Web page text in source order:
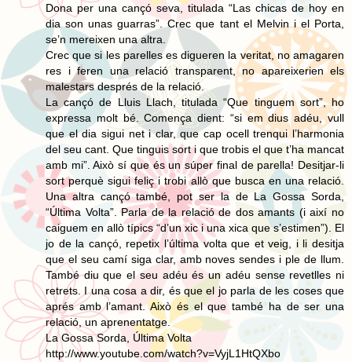
Dona per una cançó seva, titulada “Las chicas de hoy en
dia son unas guarras”. Crec que tant el Melvin i el Porta,
se’n mereixen una altra.
Crec que si les parelles es digueren la veritat, no amagaren
res i feren una relació transparent, no apareixerien els
malestars després de la relació.
La cançó de Lluis Llach, titulada “Que tinguem sort”, ho
expressa molt bé. Comença dient: “si em dius adéu, vull
que el dia sigui net i clar, que cap ocell trenqui l’harmonia
del seu cant. Que tinguis sort i que trobis el que t’ha mancat
amb mi”. Això sí que és un súper final de parella! Desitjar-li
sort perquè sigui feliç i trobi allò que busca en una relació.
Una altra cançó també, pot ser la de La Gossa Sorda,
“Última Volta”. Parla de la relació de dos amants (i així no
caiguem en allò típics “d’un xic i una xica que s’estimen”). El
jo de la cançó, repetix l’última volta que et veig, i li desitja
que el seu camí siga clar, amb noves sendes i ple de llum.
També diu que el seu adéu és un adéu sense revetlles ni
retrets. I una cosa a dir, és que el jo parla de les coses que
aprés amb l’amant. Això és el que també ha de ser una
relació, un aprenentatge.
La Gossa Sorda, Última Volta
http://www.youtube.com/watch?v=VyjL1HtQXbo